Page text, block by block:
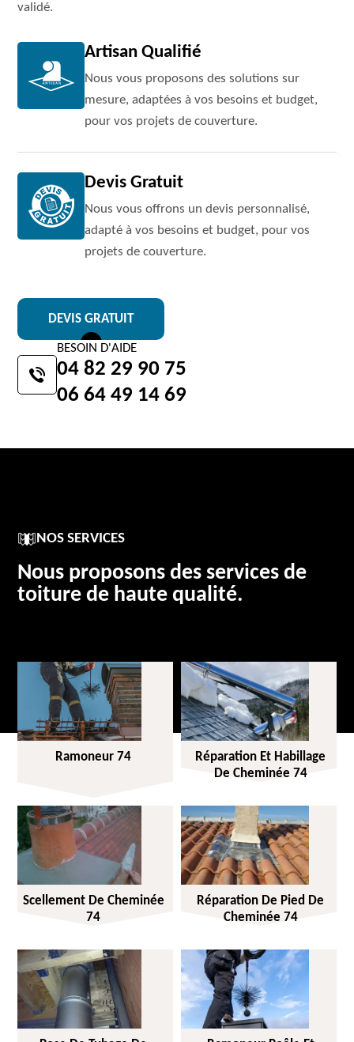
validé.
Artisan Qualifié
Nous vous proposons des solutions sur
mesure, adaptées à vos besoins et budget,
pour vos projets de couverture.
Devis Gratuit
Nous vous offrons un devis personnalisé,
adapté à vos besoins et budget, pour vos
projets de couverture.
DEVIS GRATUIT
BESOIN D'AIDE
04 82 29 90 75
06 64 49 14 69
NOS SERVICES
Nous proposons des services de
toiture de haute qualité.
Ramoneur 74
Réparation Et Habillage
De Cheminée 74
Scellement De Cheminée
74
Réparation De Pied De
Cheminée 74